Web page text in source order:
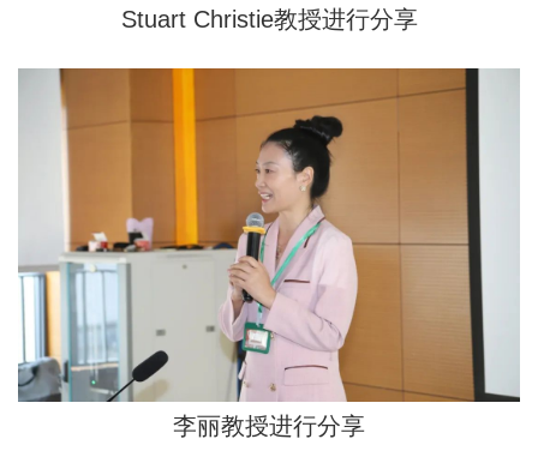
Stuart Christie教授进行分享
李丽教授进行分享